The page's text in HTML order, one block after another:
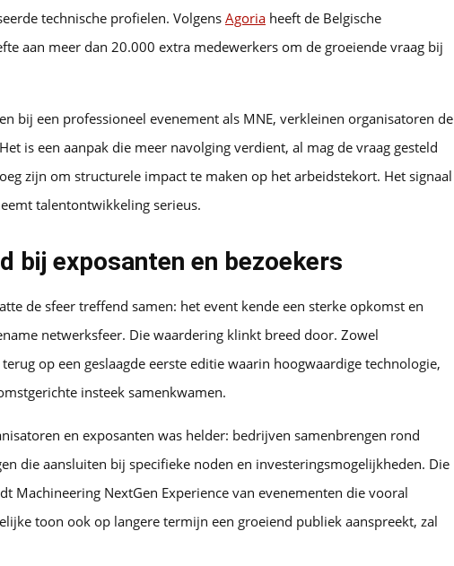
technische profielen. Volgens Agoria heeft de Belgische
aan meer dan 20.000 extra medewerkers om de groeiende vraag bij
bij een professioneel evenement als MNE, verkleinen organisatoren de
is een aanpak die meer navolging verdient, al mag de vraag gesteld
zijn om structurele impact te maken op het arbeidstekort. Het signaal
talentontwikkeling serieus.
bij exposanten en bezoekers
de sfeer treffend samen: het event kende een sterke opkomst en
netwerksfeer. Die waardering klinkt breed door. Zowel
op een geslaagde eerste editie waarin hoogwaardige technologie,
insteek samenkwamen.
en exposanten was helder: bedrijven samenbrengen rond
die aansluiten bij specifieke noden en investeringsmogelijkheden. Die
Machineering NextGen Experience van evenementen die vooral
toon ook op langere termijn een groeiend publiek aanspreekt, zal